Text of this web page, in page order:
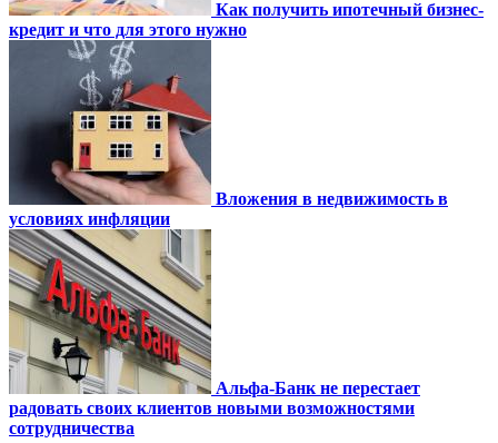
Как получить ипотечный бизнес-
кредит и что для этого нужно
Вложения в недвижимость в
условиях инфляции
Альфа-Банк не перестает
радовать своих клиентов новыми возможностями
сотрудничества